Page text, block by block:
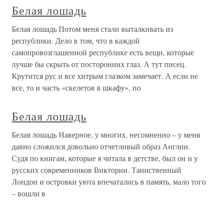
Белая лошадь
Белая лошадь Потом меня стали выталкивать из
республики. Дело в том, что в каждой
самопровозглашенной республике есть вещи, которые
лучше бы скрыть от посторонних глаз. А тут писец.
Крутится рус и все хитрым глазком замечает. А если не
все, то и часть «скелетов в шкафу», по
Белая лошадь
Белая лошадь Наверное, у многих, несомненно – у меня
давно сложился довольно отчетливый образ Англии.
Судя по книгам, которые я читала в детстве, был он и у
русских современников Виктории. Таинственный
Лондон и островки уюта впечатались в память, мало того
– вошли в